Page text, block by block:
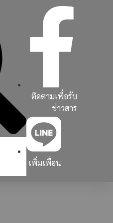
ติดตามเพื่อรับ
ข่าวสาร
เพิ่มเพื่อน